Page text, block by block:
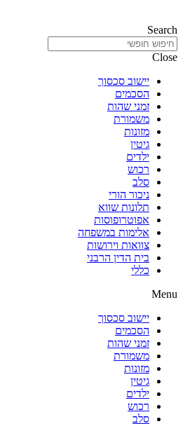
Search
Close
יישוב סכסוך
הסכמים
זמני שהות
משמורת
מזונות
גיטין
ילדים
רכוש
סלב
ניכור הורי
תלונות שווא
אפוטרופוסות
אלימות במשפחה
צוואות וירושות
בית הדין הרבני
כללי
Menu
יישוב סכסוך
הסכמים
זמני שהות
משמורת
מזונות
גיטין
ילדים
רכוש
סלב